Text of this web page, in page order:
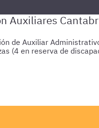
de Auxiliar
(4 en reserva de